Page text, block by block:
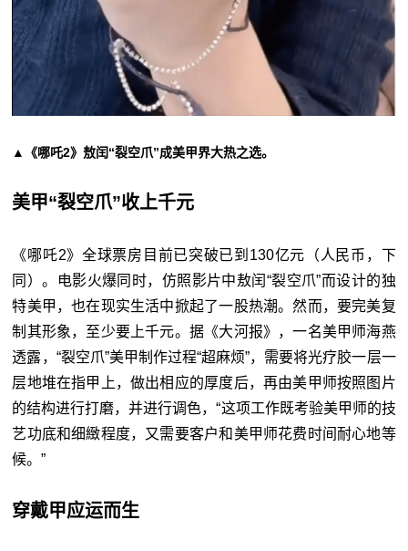
▲《哪吒2》敖闰“裂空爪”成美甲界大热之选。
美甲“裂空爪”收上千元
《哪吒2》全球票房目前已突破已到130亿元（人民币，下
同）。电影火爆同时，仿照影片中敖闰“裂空爪”而设计的独
特美甲，也在现实生活中掀起了一股热潮。然而，要完美复
制其形象，至少要上千元。据《大河报》，一名美甲师海燕
透露，“裂空爪”美甲制作过程“超麻烦”，需要将光疗胶一层一
层地堆在指甲上，做出相应的厚度后，再由美甲师按照图片
的结构进行打磨，并进行调色，“这项工作既考验美甲师的技
艺功底和细緻程度，又需要客户和美甲师花费时间耐心地等
候。”
穿戴甲应运而生